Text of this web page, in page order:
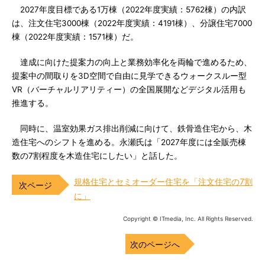
2027年度目標である1万棟（2022年度実績：5762棟）の内訳
は、注文住宅3000棟（2022年度実績：4191棟）、分譲住宅7000
棟（2022年度実績：1571棟）だ。
達成に向けた提案力の向上と業務効率化を両輪で進めるため、
提案中の間取りを3D空間で自由に見学できるウォークスルー型
VR（バーチャルリアリティー）の全国展開などデジタル活用も
推進する。
同時に、温室効果ガス排出削減に向けて、鉄骨造住宅から、木
造住宅へのシフトを進める。永瀬氏は「2027年度には全販売棟
数の7割程度を木造住宅にしたい」と話した。
規格住宅とセミオーダー住宅を「注文住宅の7割
に」
Copyright © ITmedia, Inc. All Rights Reserved.
次のページへ